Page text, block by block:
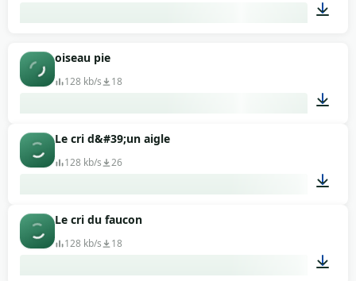
oiseau pie
128 kb/s 18
Le cri d&#39;un aigle
128 kb/s 26
Le cri du faucon
128 kb/s 18